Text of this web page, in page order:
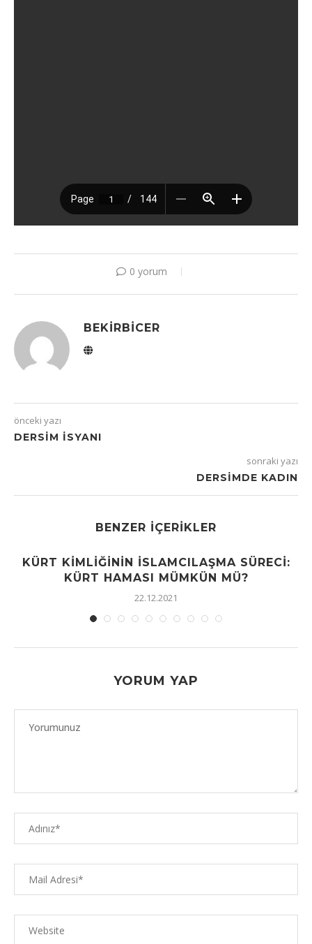
0 yorum
BEKIRBICER
önceki yazı
DERSIM ISYANI
sonraki yazı
DERSIMDE KADIN
BENZER İÇERIKLER
KÜRT KIMLIĞININ İSLAMCILAŞMA SÜRECI:
KÜRT HAMASI MÜMKÜN MÜ?
22.12.2021
YORUM YAP